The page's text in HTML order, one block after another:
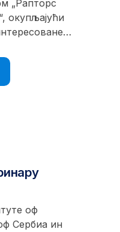
„Рапторс
окупљајући
оф
Сербиа ин